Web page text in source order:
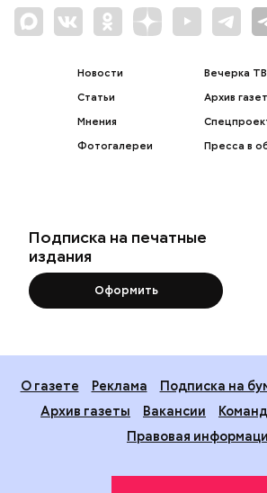
Новости
Статьи
Мнения
Фотогалереи
Вечерка ТВ
Архив
Пресса в
Подписка на печатные
издания
Оформить
О газете Реклама
Подписка на
Архив газеты
Вакансии
Правовая